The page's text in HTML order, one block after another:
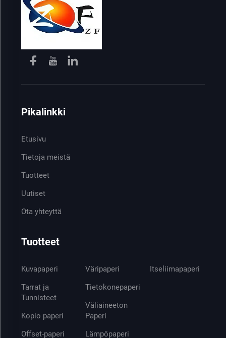
Pikalinkki
Etusivu
Tietoja meistä
Tuotteet
Uutiset
Ota yhteyttä
Tuotteet
Kuvapaperi
Tarrat ja
Tunnisteet
Kopio paperi
Offset-paperi
Väripaperi
Tietokonepaperi
Väliaineeton
Paperi
Lämpöpaperi
Itseliimapaperi